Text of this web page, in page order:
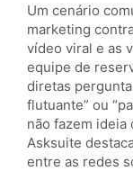
Um cenário
marketing
vídeo viral e as
equipe de
diretas
flutuante” ou
não fazem ideia
Asksuite
entre as redes